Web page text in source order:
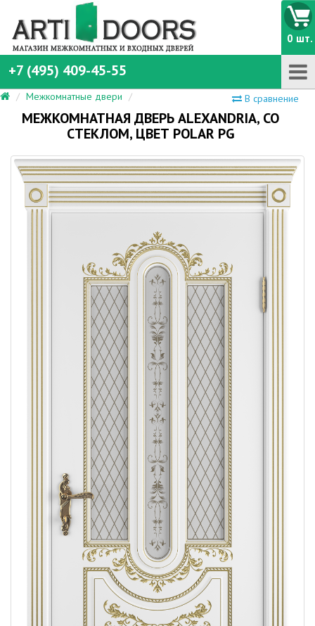
+7 (495) 409-45-55
0 шт.
В сравнение
Межкомнатные двери
МЕЖКОМНАТНАЯ ДВЕРЬ ALEXANDRIA, СО
СТЕКЛОМ, ЦВЕТ POLAR PG